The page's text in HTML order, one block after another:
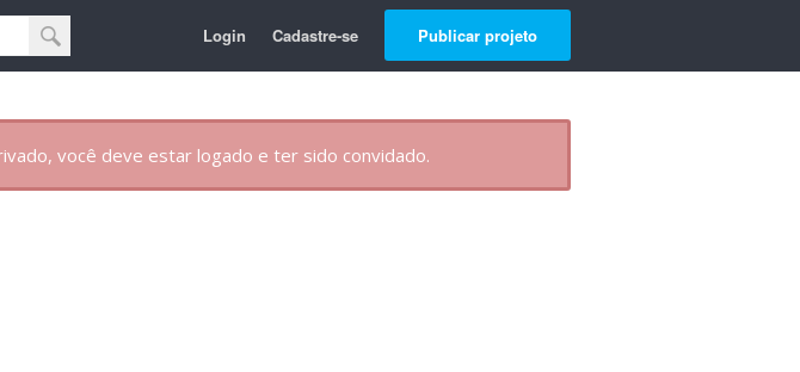
Login Cadastre-se Publicar projeto
você deve estar logado e ter sido convidado.